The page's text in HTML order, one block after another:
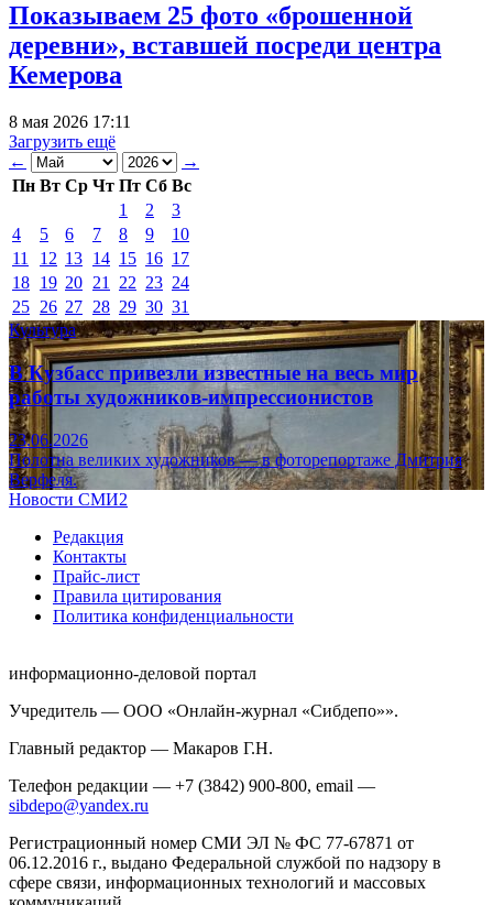
Показываем 25 фото «брошенной
деревни», вставшей посреди центра
Кемерова
8 мая 2026 17:11
Загрузить ещё
←
→
Пн Вт Ср Чт Пт Сб Вс
1
2
3
4
5 6 7 8 9
10
11
12 13 14 15 16 17
18 19 20 21 22 23 24
25 26 27 28 29 30 31
Культура
В Кузбасс привезли известные на весь мир
работы художников-импрессионистов
23.06.2026
Полотна великих художников — в фоторепортаже Дмитрия
Верфеля.
Новости СМИ2
Редакция
Контакты
Прайс-лист
Правила цитирования
Политика конфиденциальности
информационно-деловой портал
Учредитель — ООО «Онлайн-журнал «Сибдепо»».
Главный редактор — Макаров Г.Н.
Телефон редакции — +7 (3842) 900-800, email —
sibdepo@yandex.ru
Регистрационный номер СМИ ЭЛ № ФС 77-67871 от
06.12.2016 г., выдано Федеральной службой по надзору в
сфере связи, информационных технологий и массовых